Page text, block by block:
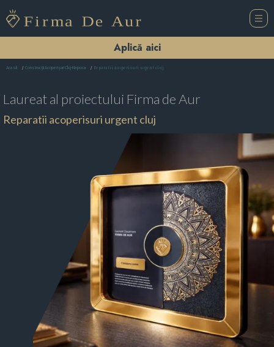
Aplică aici
Acasă Construcții Acoperișuri Cluj-Napoca Reparatii acoperisuri urgent cluj
Laureat al proiectului Firma de Aur
Reparatii acoperisuri urgent cluj